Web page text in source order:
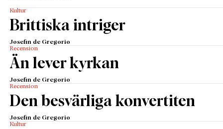
Kultur
Brittiska intriger
Josefin de Gregorio
Recension
Än lever kyrkan
Josefin de Gregorio
Recension
Den besvärliga konvertiten
Josefin de Gregorio
Kultur